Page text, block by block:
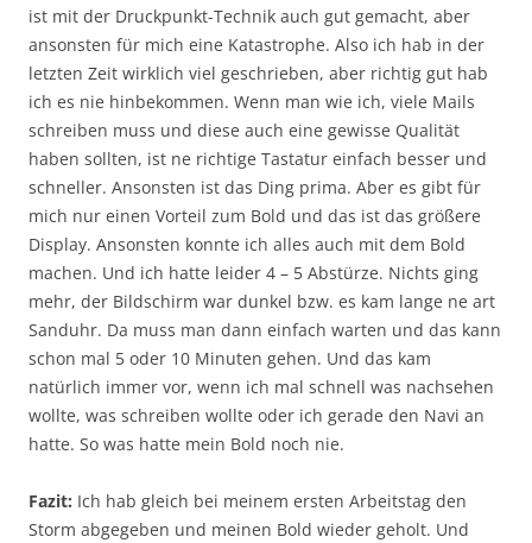
ist mit der Druckpunkt-Technik auch gut gemacht, aber
ansonsten für mich eine Katastrophe. Also ich hab in der
letzten Zeit wirklich viel geschrieben, aber richtig gut hab
ich es nie hinbekommen. Wenn man wie ich, viele Mails
schreiben muss und diese auch eine gewisse Qualität
haben sollten, ist ne richtige Tastatur einfach besser und
schneller. Ansonsten ist das Ding prima. Aber es gibt für
mich nur einen Vorteil zum Bold und das ist das größere
Display. Ansonsten konnte ich alles auch mit dem Bold
machen. Und ich hatte leider 4 – 5 Abstürze. Nichts ging
mehr, der Bildschirm war dunkel bzw. es kam lange ne art
Sanduhr. Da muss man dann einfach warten und das kann
schon mal 5 oder 10 Minuten gehen. Und das kam
natürlich immer vor, wenn ich mal schnell was nachsehen
wollte, was schreiben wollte oder ich gerade den Navi an
hatte. So was hatte mein Bold noch nie.
Fazit: Ich hab gleich bei meinem ersten Arbeitstag den
Storm abgegeben und meinen Bold wieder geholt. Und